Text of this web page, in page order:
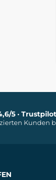
5 ·
Kunden